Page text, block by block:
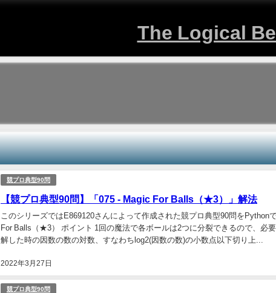
The Logical
競プロ典型90問
【競プロ典型90問】「075 - Magic For Balls（★3）」解法
2022年3月27日
このシリーズではE869120さんによって作成された競プロ典型90問をPython
For Balls（★3） ポイント 1回の魔法で各ボールは2つに分裂できるので、必
解した時の因数の数の対数、すなわちlog2(因数の数)の小数点以下切り上...
競プロ典型90問